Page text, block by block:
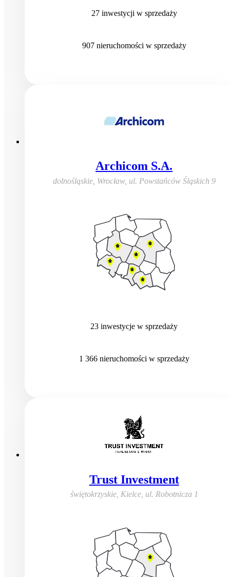
27 inwestycji w sprzedaży
907 nieruchomości w sprzedaży
Archicom S.A.
dolnośląskie, Wrocław, ul. Powstańców Śląskich 9
23 inwestycje w sprzedaży
1 366 nieruchomości w sprzedaży
Trust Investment
świętokrzyskie, Kielce, ul. Robotnicza 1